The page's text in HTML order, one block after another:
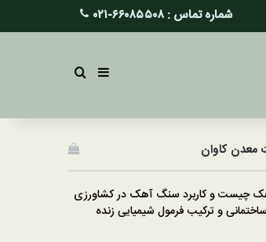
شماره تماس : ۶۶۰۸۵۵۰۸-۰۲۱
سایدبارجستجو برای
معدن کاوان
چیست و کاربرد سنگ آهک در کشاورزی
و ترکیب فرمول شیمیایی زنده